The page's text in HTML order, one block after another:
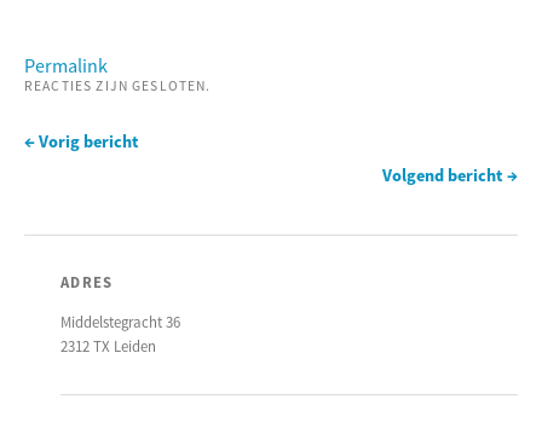
Permalink
REACTIES ZIJN GESLOTEN.
← Vorig bericht
Volgend bericht →
ADRES
Middelstegracht 36
2312 TX Leiden